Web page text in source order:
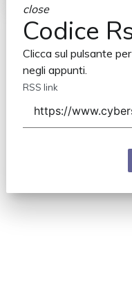
close
Codice
Clicca sul pulsante
negli appunti.
RSS link